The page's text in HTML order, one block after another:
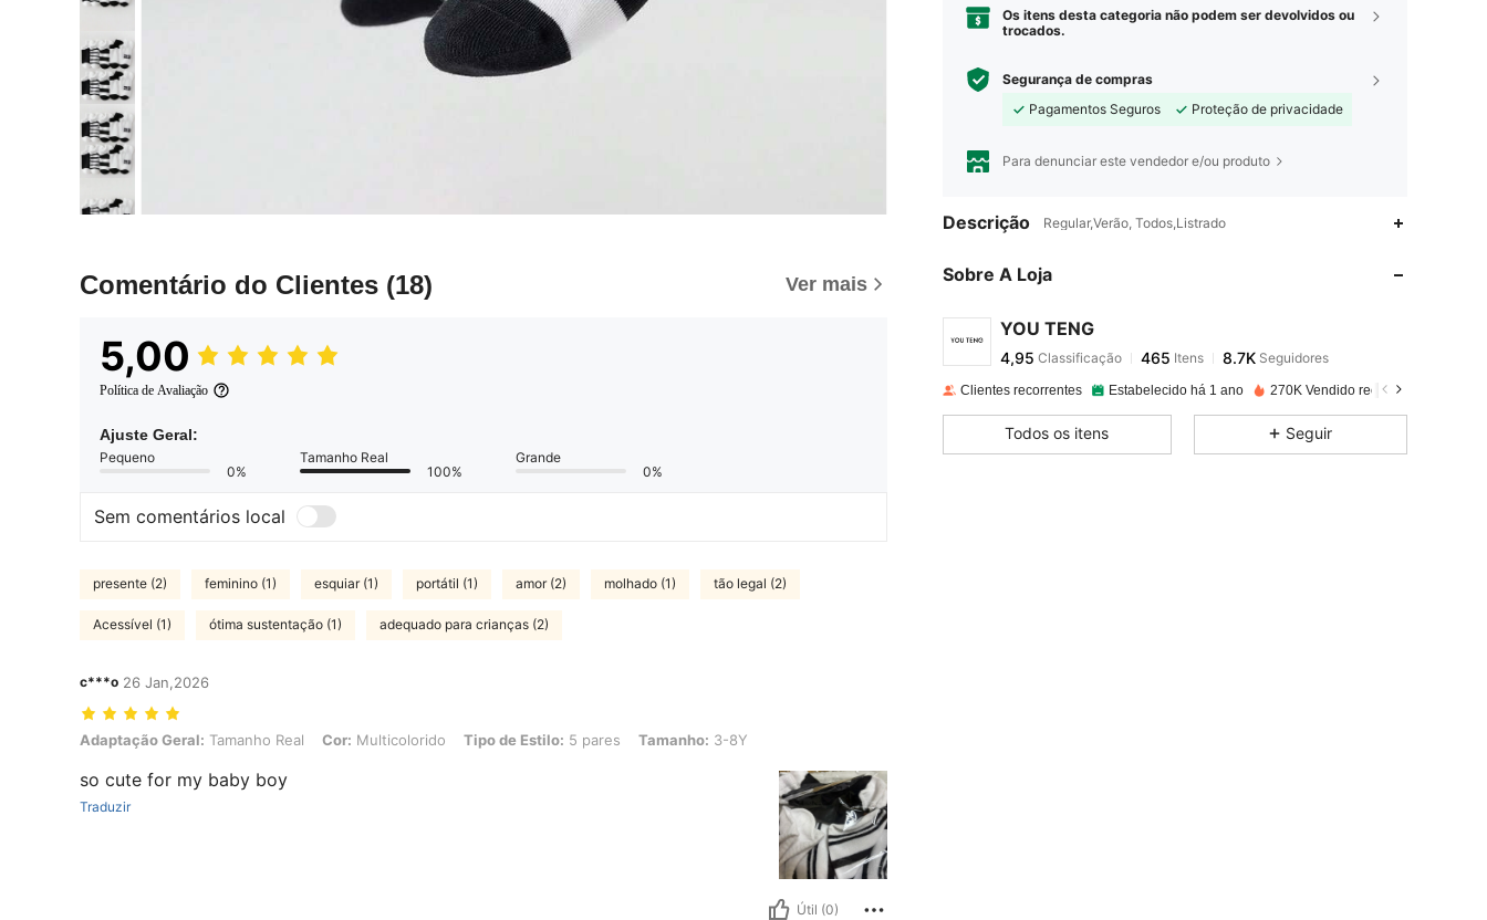
Comentário do Clientes (18) Ver mais
5,00
Política de Avaliação
Ajuste Geral:
Pequeno
0%
Tamanho Real
100%
Grande
0%
Sem comentários local
presente (2) feminino (1) esquiar (1) portátil (1) amor (2) molhado (1) tão legal (2)
Acessível (1) ótima sustentação (1) adequado para crianças (2)
c***o 26 Jan,2026
Adaptação Geral: Tamanho Real, Cor: Multicolorido, Tipo de Estilo: 5 pares, Tamanho: 3-8Y
Adaptação Geral: Tamanho Real Cor: Multicolorido Tipo de Estilo: 5 pares Tamanho: 3-8Y
so cute for my baby boy
Traduzir
Útil (0)
Os itens desta categoria não podem ser devolvidos ou
trocados.
Segurança de compras
Pagamentos Seguros
Proteção de privacidade
Para denunciar este vendedor e/ou produto
Descrição Regular,Verão, Todos,Listrado
Sobre A Loja
YOU TENG
4,95
4,95 Classificação
j***1pago1 dia atrás
Clientes recorrentes Estabelecido há 1 ano 270K Vendido recentemente
Todos os itens Seguir